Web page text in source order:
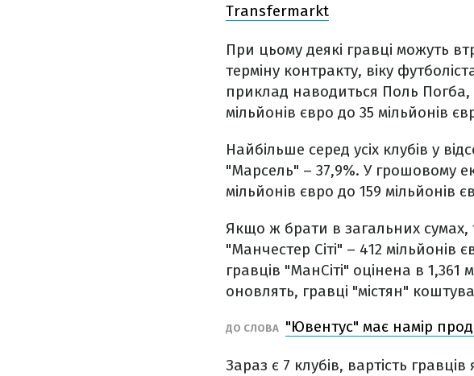
Transfermarkt
При цьому деякі гравці можуть
терміну контракту, віку
приклад наводиться Поль Погба,
мільйонів євро до 35 мільйонів
Найбільше серед усіх клубів у
"Марсель" – 37,9%. У грошовому
мільйонів євро до 159 мільйонів
Якщо ж брати в загальних сумах,
"Манчестер Сіті" – 412
гравців "МанСіті" оцінена в
оновлять, гравці "містян"
ДО СЛОВА "Ювентус" має намір
Зараз є 7 клубів, вартість